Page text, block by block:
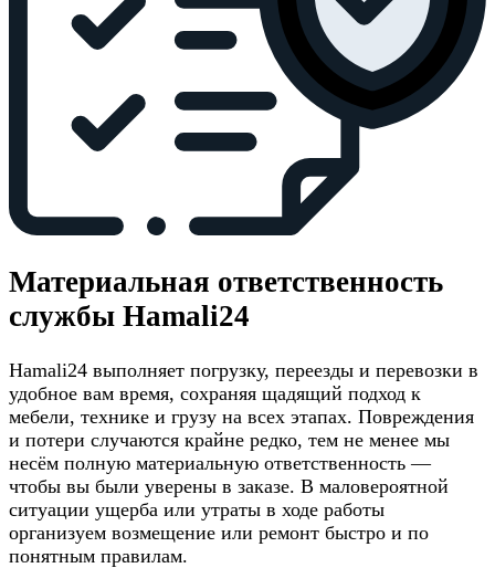
Материальная ответственность
службы Hamali24
Hamali24 выполняет погрузку, переезды и перевозки в
удобное вам время, сохраняя щадящий подход к
мебели, технике и грузу на всех этапах. Повреждения
и потери случаются крайне редко, тем не менее мы
несём полную материальную ответственность —
чтобы вы были уверены в заказе. В маловероятной
ситуации ущерба или утраты в ходе работы
организуем возмещение или ремонт быстро и по
понятным правилам.